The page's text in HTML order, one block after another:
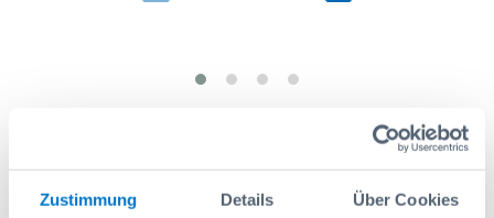
Zustimmung Details Über Cookies